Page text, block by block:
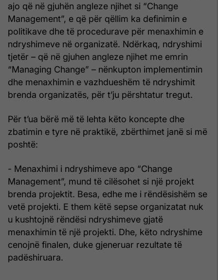
ajo që në gjuhën angleze njihet si “Change
Management”, e që për qëllim ka definimin e
politikave dhe të procedurave për menaxhimin e
ndryshimeve në organizatë. Ndërkaq, ndryshimi
tjetër – që në gjuhen angleze njihet me emrin
“Managing Change” – nënkupton implementimin
dhe menaxhimin e vazhdueshëm të ndryshimit
brenda organizatës, për t’ju përshtatur tregut.
Për t’ua bërë më të lehta këto koncepte dhe
zbatimin e tyre në praktikë, zbërthimet janë si më
poshtë:
- Menaxhimi i ndryshimeve apo “Change
Management”, mund të cilësohet si një projekt
brenda projektit. Besa, edhe me i rëndësishëm se
vetë projekti. E them këtë sepse organizatat nuk
u kushtojnë rëndësi ndryshimeve gjatë
menaxhimin të një projekti. Dhe, këto ndryshime
cenojnë finalen, duke gjeneruar rezultate të
padëshiruara.